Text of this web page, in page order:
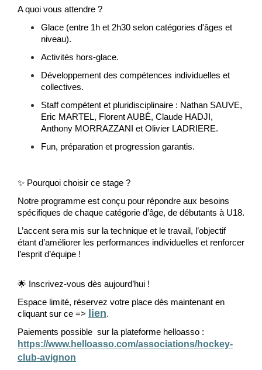
A quoi vous attendre ?
Glace (entre 1h et 2h30 selon catégories d'âges et
niveau).
Activités hors-glace.
Développement des compétences individuelles et
collectives.
Staff compétent et pluridisciplinaire : Nathan SAUVE,
Eric MARTEL, Florent AUBÉ, Claude HADJI,
Anthony MORRAZZANI et Olivier LADRIERE.
Fun, préparation et progression garantis.
✨ Pourquoi choisir ce stage ?
Notre programme est conçu pour répondre aux besoins
spécifiques de chaque catégorie d’âge, de débutants à U18.
L’accent sera mis sur la technique et le travail, l’objectif
étant d’améliorer les performances individuelles et renforcer
l’esprit d’équipe !
🌟 Inscrivez-vous dès aujourd’hui !
Espace limité, réservez votre place dès maintenant en
cliquant sur ce =>
lien.
Paiements possible sur la plateforme helloasso :
https://www.helloasso.com/associations/hockey-
club-avignon